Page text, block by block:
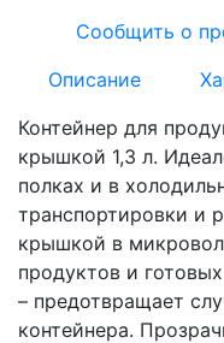
Сообщить о
Описание
Контейнер для
крышкой 1,3 л.
полках и в
транспортировки и
крышкой в
продуктов и
– предотвращает
контейнера.